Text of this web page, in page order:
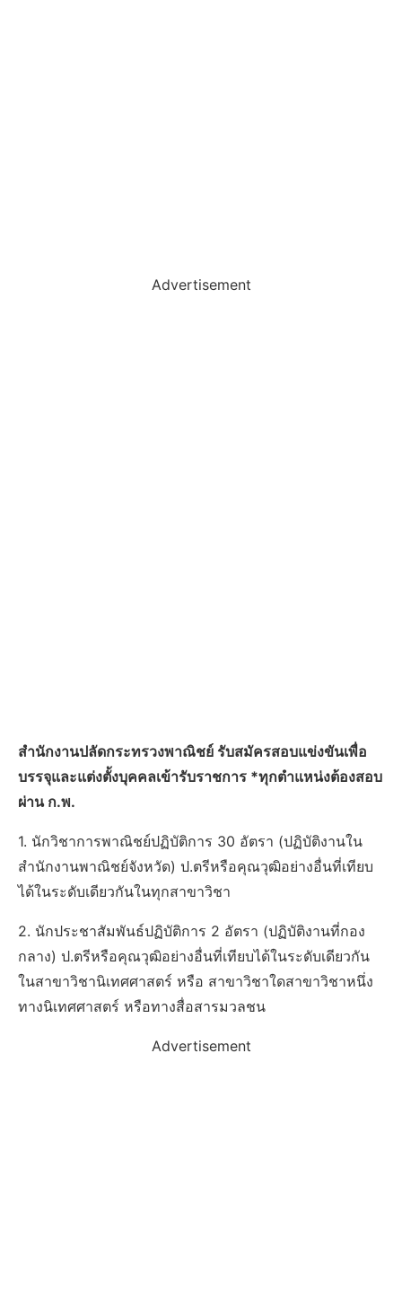
Advertisement
สำนักงานปลัดกระทรวงพาณิชย์ รับสมัครสอบแข่งขันเพื่อ
บรรจุและแต่งตั้งบุคคลเข้ารับราชการ *ทุกตำแหน่งต้องสอบ
ผ่าน ก.พ.
1. นักวิชาการพาณิชย์ปฏิบัติการ 30 อัตรา (ปฏิบัติงานใน
สำนักงานพาณิชย์จังหวัด) ป.ตรีหรือคุณวุฒิอย่างอื่นที่เทียบ
ได้ในระดับเดียวกันในทุกสาขาวิชา
2. นักประชาสัมพันธ์ปฏิบัติการ 2 อัตรา (ปฏิบัติงานที่กอง
กลาง) ป.ตรีหรือคุณวุฒิอย่างอื่นที่เทียบได้ในระดับเดียวกัน
ในสาขาวิชานิเทศศาสตร์ หรือ สาขาวิชาใดสาขาวิชาหนึ่ง
ทางนิเทศศาสตร์ หรือทางสื่อสารมวลชน
Advertisement